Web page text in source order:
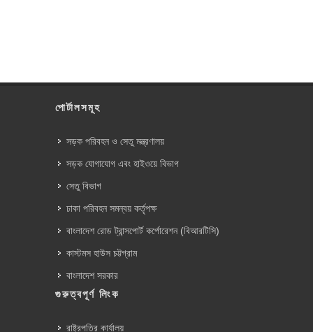
পোর্টালসমূহ
সড়ক পরিবহন ও সেতু মন্ত্রণালয়
সড়ক যোগাযোগ এবং হাইওয়ে বিভাগ
সেতু বিভাগ
ঢাকা পরিবহন সমন্বয় কর্তৃপক্ষ
বাংলাদেশ রোড ট্রান্সপোর্ট কর্পোরেশন (বিআরটিসি)
কাস্টমস হাউস চট্টগ্রাম
বাংলাদেশ সরকার
গুরুত্বপূর্ণ লিংক
রাষ্ট্রপতির কার্যালয়